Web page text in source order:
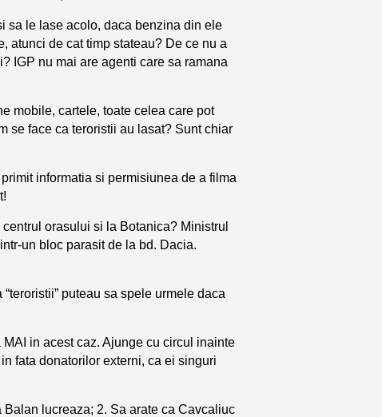
sa le lase acolo, daca benzina din ele
atunci de cat timp stateau? De ce nu a
IGP nu mai are agenti care sa ramana
mobile, cartele, toate celea care pot
se face ca teroristii au lasat? Sunt chiar
informatia si permisiunea de a filma
orasului si la Botanica? Ministrul
un bloc parasit de la bd. Dacia.
puteau sa spele urmele daca
in acest caz. Ajunge cu circul inainte
fata donatorilor externi, ca ei singuri
lucreaza; 2. Sa arate ca Cavcaliuc